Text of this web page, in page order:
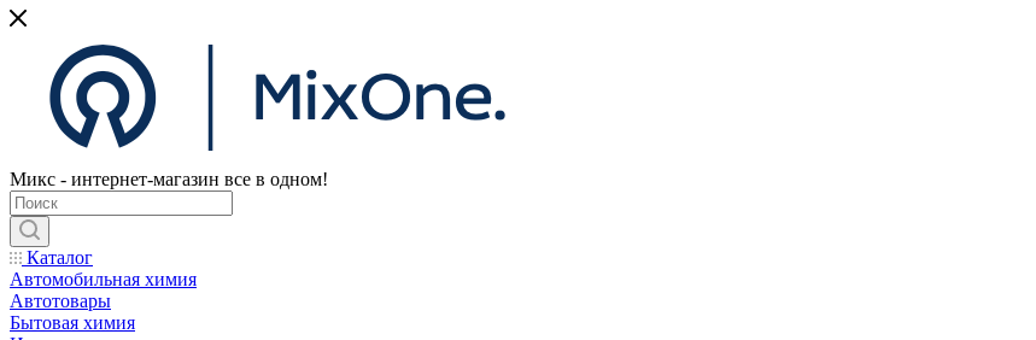
Микс - интернет-магазин все в одном!
Каталог
Автомобильная химия
Автотовары
Бытовая химия